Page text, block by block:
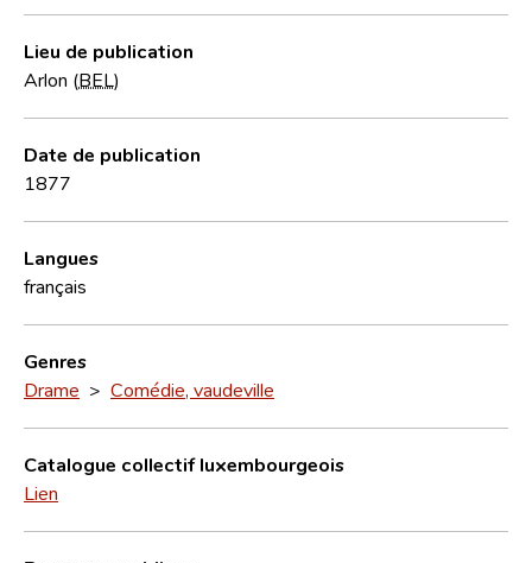
Lieu de publication
Arlon (BEL )
Date de publication
1877
Langues
français
Genres
Drame > Comédie, vaudeville
Catalogue collectif luxembourgeois
Lien